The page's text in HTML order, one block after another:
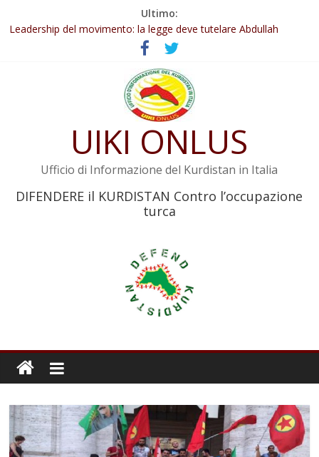
Ultimo:
Abdullah Öcalan: Le legge negativa deve essere trasformata in
Leadership del movimento: la legge deve tutelare Abdullah
Öcalan e l’intero movimento
Commissione donne del KNK: Şengal è di nuovo sotto minaccia
Non tenere conto della situazione di Rêber Apo ostacolerebbe
Il KNK chiede un’azione internazionale contro i crimini di guerra
UIKI ONLUS
Ufficio di Informazione del Kurdistan in Italia
DIFENDERE il KURDISTAN Contro l’occupazione
turca